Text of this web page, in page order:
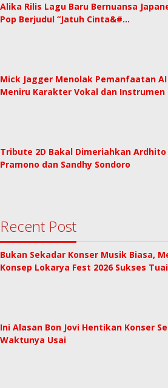
Alika Rilis Lagu Baru Bernuansa
Pop Berjudul “Jatuh Cinta&#…
Mick Jagger Menolak Pemanfaatan
Meniru Karakter Vokal dan Instrumen
Tribute 2D Bakal Dimeriahkan Ardhito
Pramono dan Sandhy Sondoro
Recent Post
Bukan Sekadar Konser Musik Biasa,
Konsep Lokarya Fest 2026 Sukses
Ini Alasan Bon Jovi Hentikan Konser
Waktunya Usai